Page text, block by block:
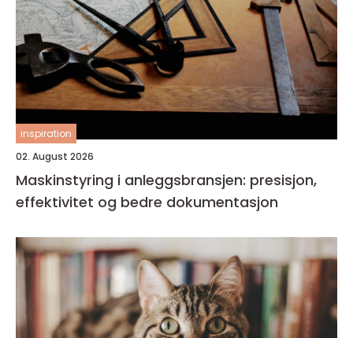
inspiration
02. August 2026
Maskinstyring i anleggsbransjen: presisjon,
effektivitet og bedre dokumentasjon